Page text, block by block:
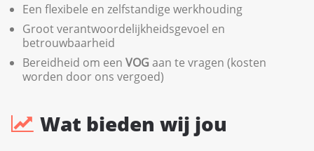
Een flexibele en zelfstandige werkhouding
Groot verantwoordelijkheidsgevoel en
betrouwbaarheid
Bereidheid om een VOG aan te vragen (kosten
worden door ons vergoed)
Wat bieden wij jou